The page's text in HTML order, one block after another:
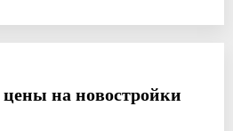
на новостройки